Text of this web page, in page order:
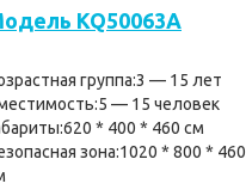
KQ50063A
группа:3 — 15 лет
— 15 человек
* 400 * 460 см
зона:1020 * 800 * 460